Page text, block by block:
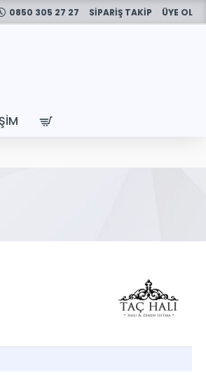
0850 305 27 27 SİPARİŞ TAKİP ÜYE OL